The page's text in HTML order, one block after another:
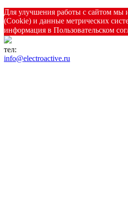
Для улучшения работы с сайтом мы
(Cookie) и данные метрических
информация в Пользовательском
тел:
info@electroactive.ru